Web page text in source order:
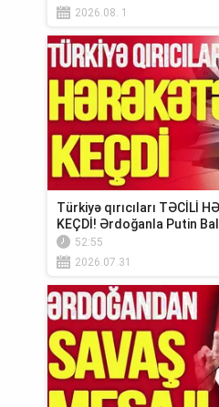
2026.08. 1
Türkiyə qırıcıları TƏCİLİ
KEÇDİ! Ərdoğanla Putin
TOQQUŞUR-TV...
52:55
2026.07.31